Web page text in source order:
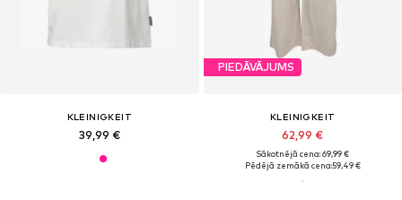
KLEINIGKEIT
39,99 €
PIEDĀVĀJUMS
KLEINIGKEIT
62,99 €
Sākotnējā cena: 69,99 €
Pēdējā zemākā cena:59,49 €